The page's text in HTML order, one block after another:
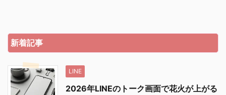
新着記事
LINE
2026年LINEのトーク画面で花火が上がる